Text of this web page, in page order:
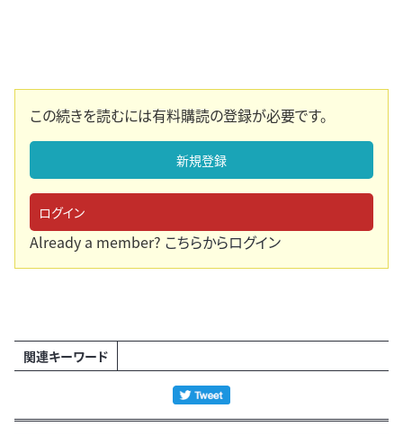
この続きを読むには有料購読の登録が必要です。
新規登録
ログイン
Already a member? こちらからログイン
関連キーワード